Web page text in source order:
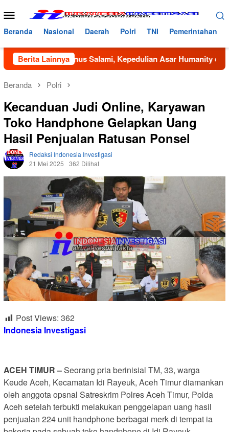
ke
konten
Menu
Mobile
Beranda Nasional Daerah Polri TNI Pemerintahan
Berita Lainnya
Bustanus Salami, Kepedulian Asar Humanity dan
Beranda Polri
Kecanduan Judi Online, Karyawan
Toko Handphone Gelapkan Uang
Hasil Penjualan Ratusan Ponsel
Redaksi Indonesia Investigasi
21 Mei 2025
362 Dilihat
Post Views: 362
Indonesia Investigasi
ACEH TIMUR –Seorang pria berinisial TM, 33, warga
Keude Aceh, Kecamatan Idi Rayeuk, Aceh Timur diamankan
oleh anggota opsnal Satreskrim Polres Aceh Timur, Polda
Aceh setelah terbukti melakukan penggelapan uang hasil
penjualan 224 unit handphone berbagai merk di tempat ia